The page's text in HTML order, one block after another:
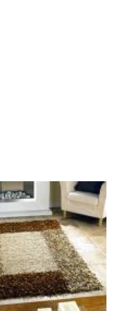
ع
ك
ا
ش
ة